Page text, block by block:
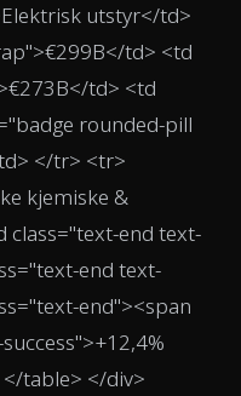
utstyr</td>
td> <td
td> <td
rounded-pill
</tr> <tr>
kjemiske &
end text-
end text-
end"><span
table> </div>